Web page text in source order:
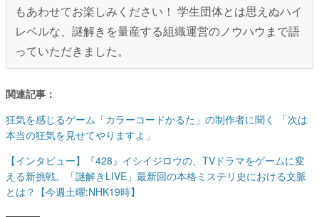
もあわせてお楽しみください！ 学生団体とは思えぬハイ
レベルな、謎解きを量産する組織運営のノウハウまで語
っていただきました。
関連記事：
狂気を感じるゲーム「カラーコードかるた」の制作者に聞く 「次は
本当の狂気を見せてやりますよ」
【インタビュー】『428』イシイジロウの、TVドラマをゲームに変
える新挑戦。「謎解きLIVE」最新回の本格ミステリ史における文脈
とは？【今週土曜:NHK19時】